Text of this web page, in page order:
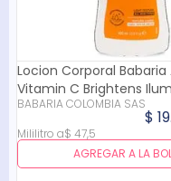
Locion Corporal
Vitamin C Brightens
Ml
BABARIA COLOMBIA SAS
$ 19
Mililitro a$ 47,5
AGREGAR A LA